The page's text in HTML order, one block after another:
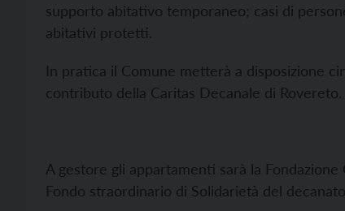
supporto abitativo temporaneo; casi di
abitativi protetti.
In pratica il Comune metterà a disposizione
contributo della Caritas Decanale di Rovereto.
A gestore gli appartamenti sarà la
Fondo straordinario di Solidarietà del